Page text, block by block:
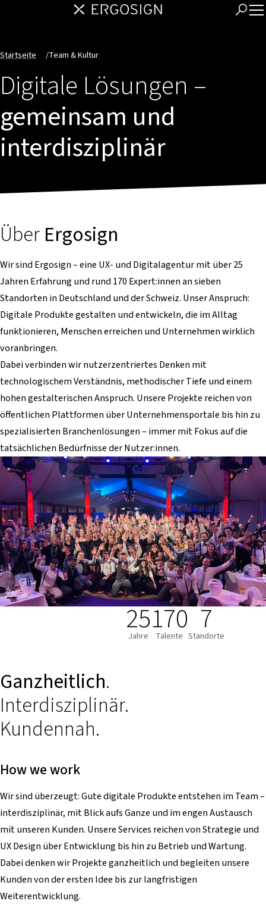
Startseite /Team & Kultur
Digitale Lösungen –
gemeinsam und
interdisziplinär
Über Ergosign
Wir sind Ergosign – eine UX- und Digitalagentur mit über 25
Jahren Erfahrung und rund 170 Expert:innen an sieben
Standorten in Deutschland und der Schweiz. Unser Anspruch:
Digitale Produkte gestalten und entwickeln, die im Alltag
funktionieren, Menschen erreichen und Unternehmen wirklich
voranbringen.
Dabei verbinden wir nutzerzentriertes Denken mit
technologischem Verständnis, methodischer Tiefe und einem
hohen gestalterischen Anspruch. Unsere Projekte reichen von
öffentlichen Plattformen über Unternehmensportale bis hin zu
spezialisierten Branchenlösungen – immer mit Fokus auf die
tatsächlichen Bedürfnisse der Nutzer:innen.
25
Jahre 170
Talente 7
Standorte
Ganzheitlich.
Interdisziplinär.
Kundennah.
How we work
Wir sind überzeugt: Gute digitale Produkte entstehen im Team –
interdisziplinär, mit Blick aufs Ganze und im engen Austausch
mit unseren Kunden. Unsere Services reichen von Strategie und
UX Design über Entwicklung bis hin zu Betrieb und Wartung.
Dabei denken wir Projekte ganzheitlich und begleiten unsere
Kunden von der ersten Idee bis zur langfristigen
Weiterentwicklung.